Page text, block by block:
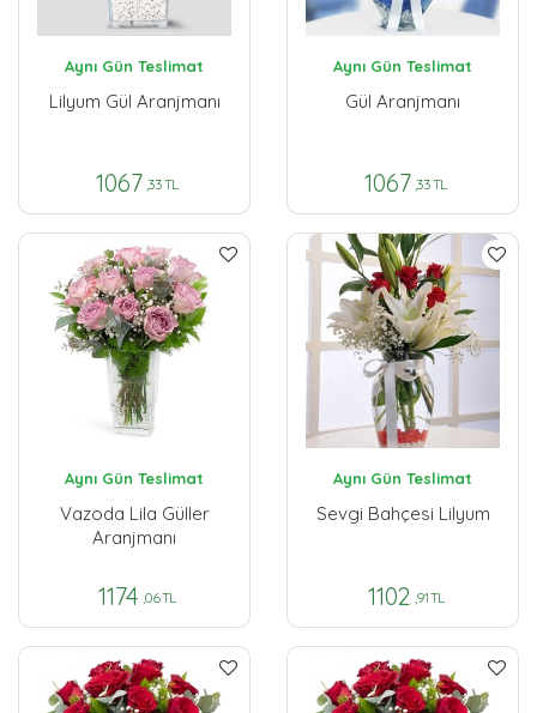
Aynı Gün Teslimat
Lilyum Gül Aranjmanı
1067 ,33 TL
Aynı Gün Teslimat
Gül Aranjmanı
1067 ,33 TL
Aynı Gün Teslimat
Vazoda Lila Güller
Aranjmanı
1174 ,06 TL
Aynı Gün Teslimat
Sevgi Bahçesi Lilyum
1102 ,91 TL